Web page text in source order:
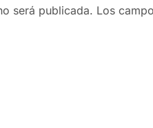
será publicada. Los